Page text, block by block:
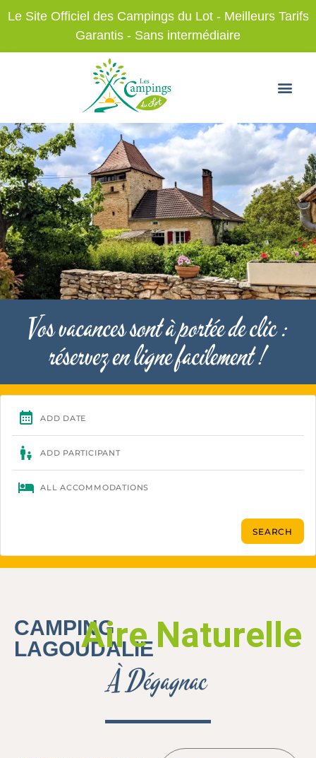
Le Site Officiel des Campings du Lot - Meilleurs Tarifs
Garantis - Sans intermédiaire
Vos vacances sont à portée de clic :
réservez en ligne facilement !
CAMPING
LAGOUDALIE
Aire Naturelle
À Dégagnac